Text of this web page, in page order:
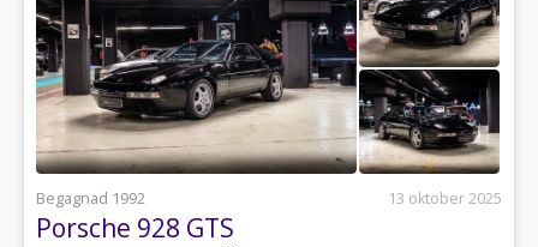
Begagnad 1992 13 oktober 2025
Porsche 928 GTS